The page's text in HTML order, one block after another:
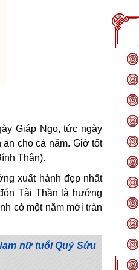
Giáp Ngọ, tức ngày
cho cả năm. Giờ tốt
Thân).
xuất hành đẹp nhất
Tài Thần là hướng
có một năm mới tràn
nữ tuổi Quý Sửu